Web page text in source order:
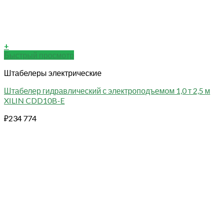
+
Быстрый просмотр
Штабелеры электрические
Штабелер гидравлический с электроподъемом 1,0 т 2,5 м
XILIN CDD10B-E
₽234 774